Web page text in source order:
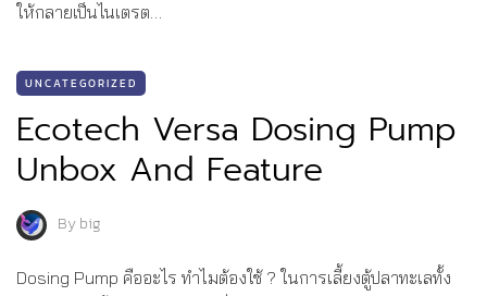
ให้กลายเป็นไนเตรต…
UNCATEGORIZED
Ecotech Versa Dosing Pump
Unbox And Feature
Bybig
Dosing Pump คืออะไร ทำไมต้องใช้ ? ในการเลี้ยงตู้ปลาทะเลทั้ง